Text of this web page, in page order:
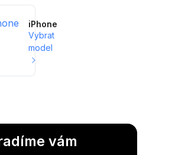
iPhone
Vybrat
model
vám